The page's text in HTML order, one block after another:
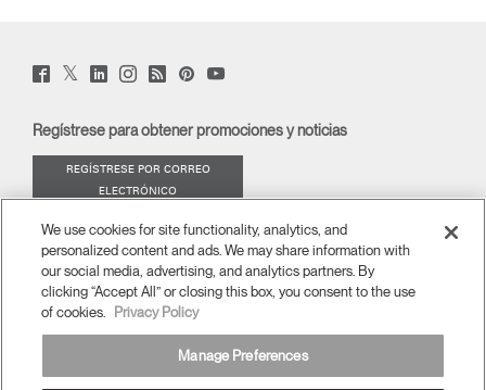
Facebook
(opens
Twitter
(opens
LinkedIn
(opens
Instagram
(opens
Humanscale
Blog
window)
PinterstYouTube
Regístrese para obtener promociones y noticias
REGÍSTRESE POR CORREO
ELECTRÓNICO
ACERCA DE
ERGONOMÍA
RECURSOS
We use cookies for site functionality, analytics, and
personalized content and ads. We may share information with
our social media, advertising, and analytics partners. By
clicking “Accept All” or closing this box, you consent to the use
of cookies.
Privacy Policy
Manage Preferences